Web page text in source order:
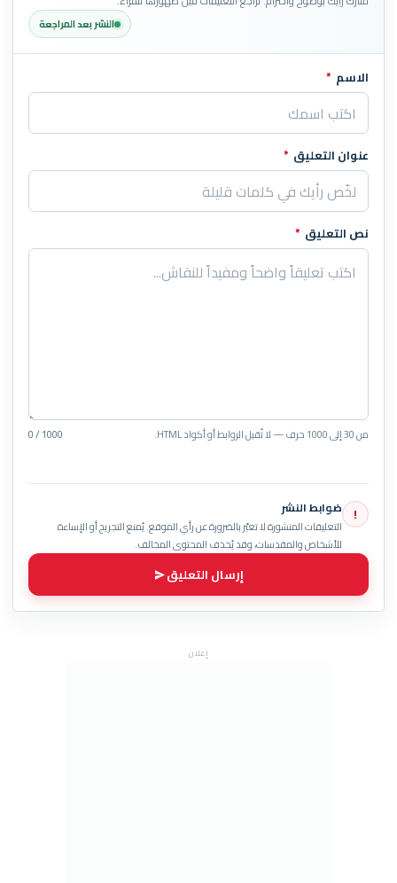
النشر بعد المراجعة
اترك هذا الحقل فارغاً
الاسم *
عنوان التعليق *
نص التعليق *
من 30 إلى 1000 حرف — لا تُقبل الروابط أو أكواد HTML. 0 / 1000
! ضوابط النشر
التعليقات المنشورة لا تعبّر بالضرورة عن رأي الموقع. يُمنع التجريح أو الإساءة
للأشخاص والمقدسات، وقد يُحذف المحتوى المخالف.
إرسال التعليق
إعلان